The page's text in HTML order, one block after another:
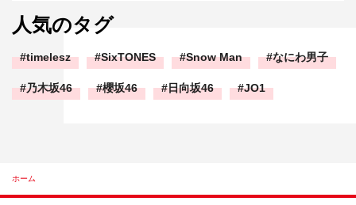
人気のタグ
timelesz SixTONES Snow Man なにわ男子
乃木坂46 櫻坂46 日向坂46 JO1
ホーム